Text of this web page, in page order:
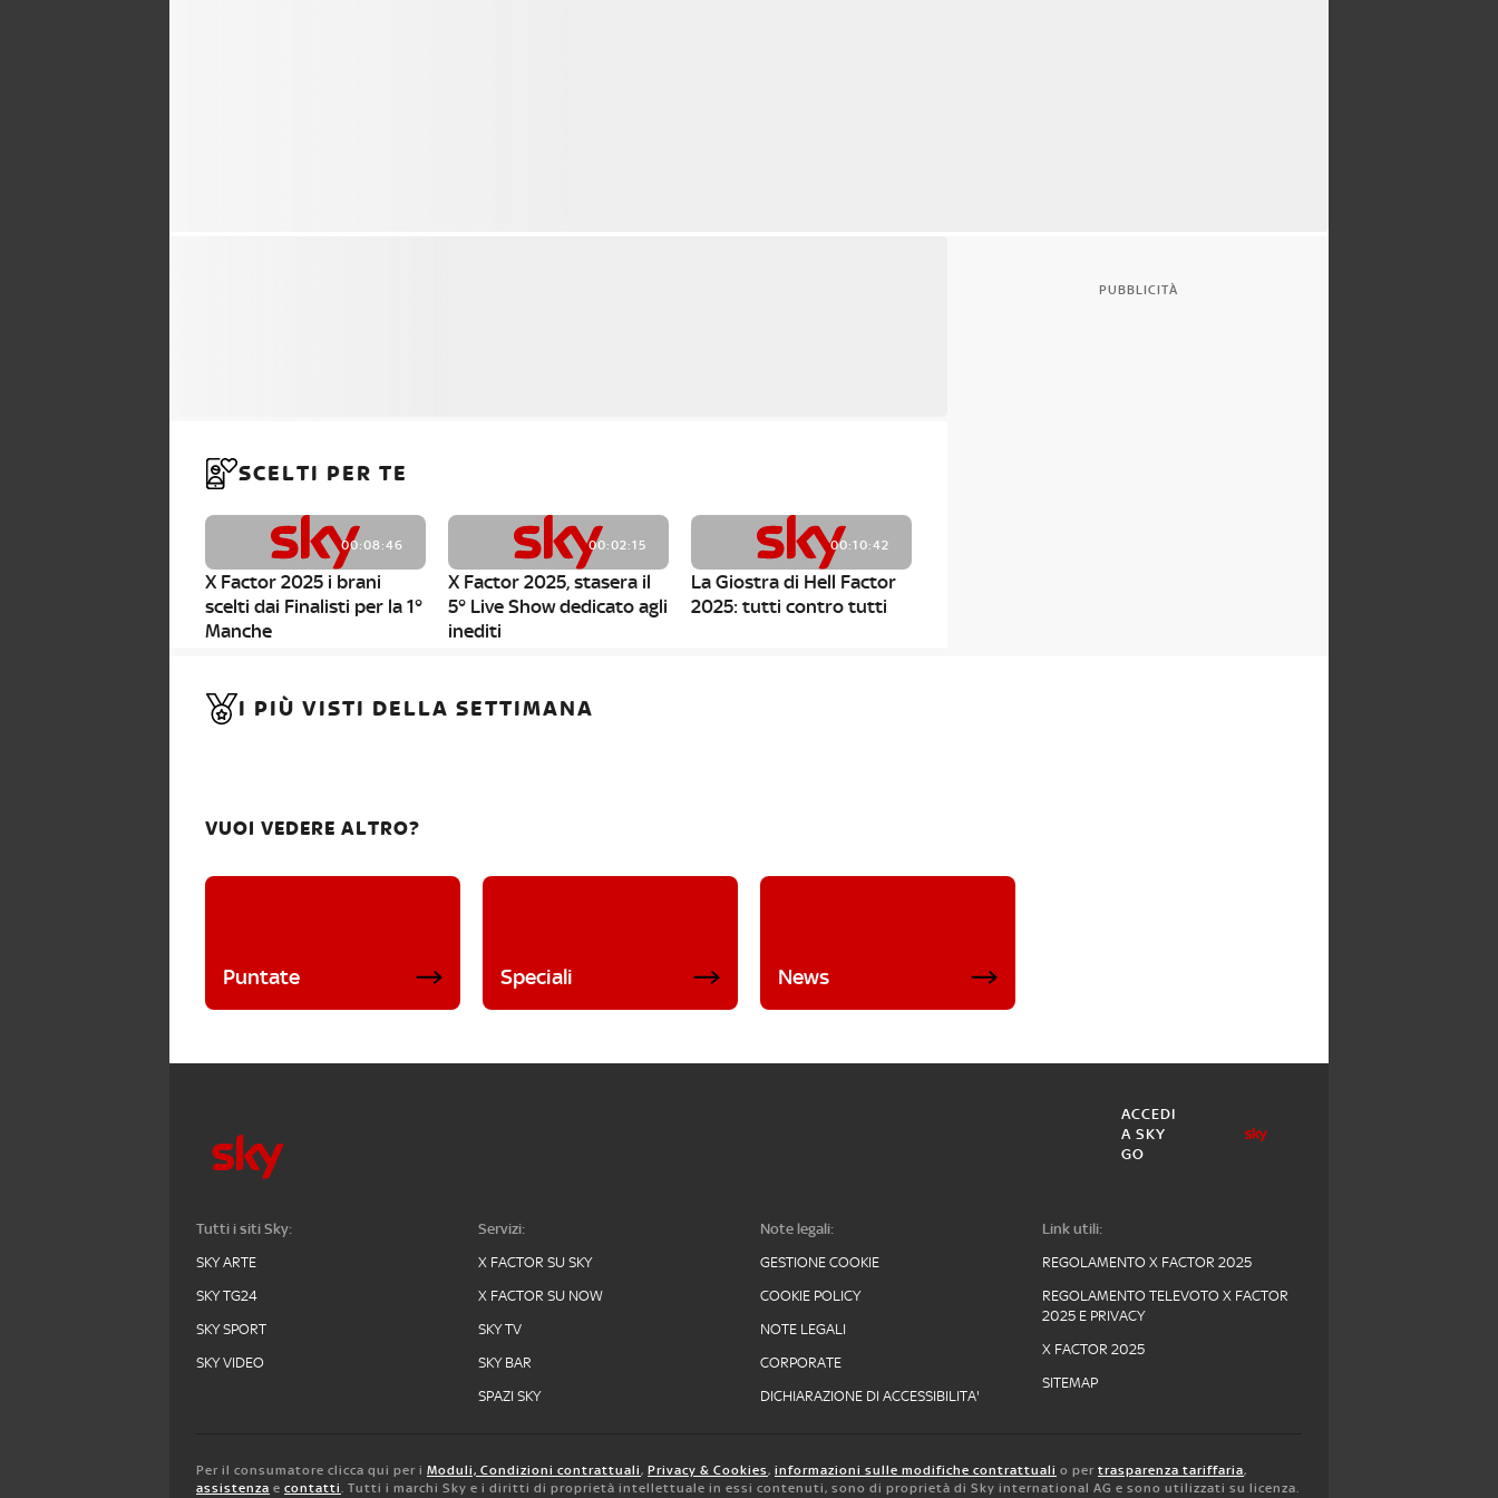
SCELTI PER TE
00:08:46
X Factor 2025 i brani
scelti dai Finalisti per la 1°
Manche
00:02:15
X Factor 2025, stasera il
5° Live Show dedicato agli
inediti
00:10:42
La Giostra di Hell Factor
2025: tutti contro tutti
PUBBLICITÀ
I PIÙ VISTI DELLA SETTIMANA
VUOI VEDERE ALTRO?
Puntate Speciali News
ACCEDI
A SKY
GO
Tutti i siti Sky:
SKY ARTE
SKY TG24
SKY SPORT
SKY VIDEO
Servizi:
X FACTOR SU SKY
X FACTOR SU NOW
SKY TV
SKY BAR
SPAZI SKY
Note legali:
GESTIONE COOKIE
COOKIE POLICY
NOTE LEGALI
CORPORATE
DICHIARAZIONE DI ACCESSIBILITA'
Link utili:
REGOLAMENTO X FACTOR 2025
REGOLAMENTO TELEVOTO X FACTOR
2025 E PRIVACY
X FACTOR 2025
SITEMAP
Per il consumatore clicca qui per i Moduli, Condizioni contrattuali, Privacy & Cookies, informazioni sulle modifiche contrattuali o per trasparenza tariffaria,
assistenza e contatti. Tutti i marchi Sky e i diritti di proprietà intellettuale in essi contenuti, sono di proprietà di Sky international AG e sono utilizzati su licenza.